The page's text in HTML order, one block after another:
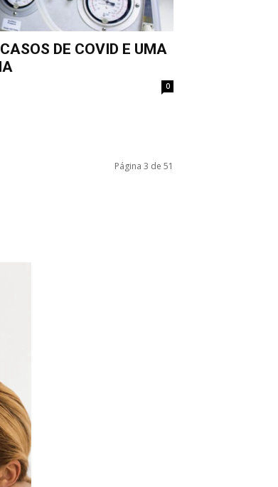
DE COVID E UMA
0
Página 3 de 51